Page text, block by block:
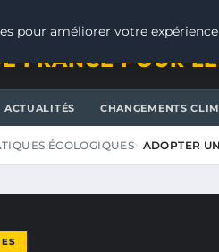
FRANCE POUR
ACTUALITÉS CHANGEMENTS
ÉCOLOGIQUES ADOPTER
pour améliorer votre